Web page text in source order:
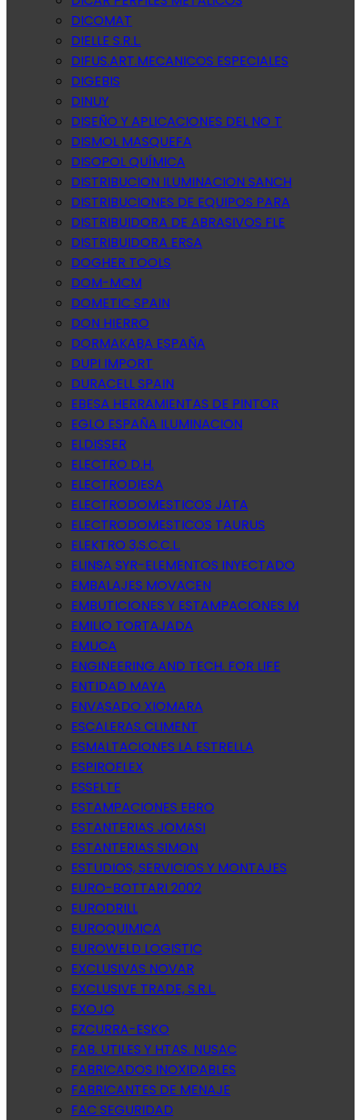
DICOMAT
DIELLE S.R.L.
DIFUS.ART.MECANICOS ESPECIALES
DIGEBIS
DINUY
DISEÑO Y APLICACIONES DEL NO T
DISMOL MASQUEFA
DISOPOL QUÍMICA
DISTRIBUCION ILUMINACION SANCH
DISTRIBUCIONES DE EQUIPOS PARA
DISTRIBUIDORA DE ABRASIVOS FLE
DISTRIBUIDORA ERSA
DOGHER TOOLS
DOM-MCM
DOMETIC SPAIN
DON HIERRO
DORMAKABA ESPAÑA
DUPI IMPORT
DURACELL SPAIN
EBESA HERRAMIENTAS DE PINTOR
EGLO ESPAÑA ILUMINACION
ELDISSER
ELECTRO D.H.
ELECTRODIESA
ELECTRODOMESTICOS JATA
ELECTRODOMESTICOS TAURUS
ELEKTRO 3,S.C.C.L.
ELINSA SYR-ELEMENTOS INYECTADO
EMBALAJES MOVACEN
EMBUTICIONES Y ESTAMPACIONES M
EMILIO TORTAJADA
EMUCA
ENGINEERING AND TECH. FOR LIFE
ENTIDAD MAYA
ENVASADO XIOMARA
ESCALERAS CLIMENT
ESMALTACIONES LA ESTRELLA
ESPIROFLEX
ESSELTE
ESTAMPACIONES EBRO
ESTANTERIAS JOMASI
ESTANTERIAS SIMON
ESTUDIOS, SERVICIOS Y MONTAJES
EURO-BOTTARI 2002
EURODRILL
EUROQUIMICA
EUROWELD LOGISTIC
EXCLUSIVAS NOVAR
EXCLUSIVE TRADE, S.R.L.
EXOJO
EZCURRA-ESKO
FAB. UTILES Y HTAS. NUSAC
FABRICADOS INOXIDABLES
FABRICANTES DE MENAJE
FAC SEGURIDAD